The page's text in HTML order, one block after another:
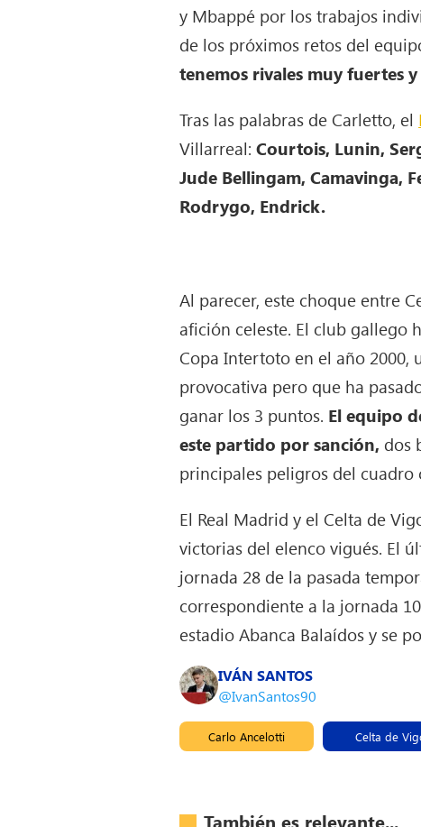
y Mbappé por los trabajos
de los próximos retos del
tenemos rivales muy fuertes
Tras las palabras de Carletto, el
Villarreal: Courtois, Lunin,
Jude Bellingam, Camavinga,
Rodrygo, Endrick.
Al parecer, este choque entre
afición celeste. El club gallego
Copa Intertoto en el año 2000,
provocativa pero que ha
ganar los 3 puntos. El equipo
este partido por sanción, dos
principales peligros del cuadro
El Real Madrid y el Celta de
victorias del elenco vigués. El
jornada 28 de la pasada
correspondiente a la jornada
estadio Abanca Balaídos y se
IVÁN SANTOS
@IvanSantos90
Carlo Ancelotti Celta de
También es relevante...